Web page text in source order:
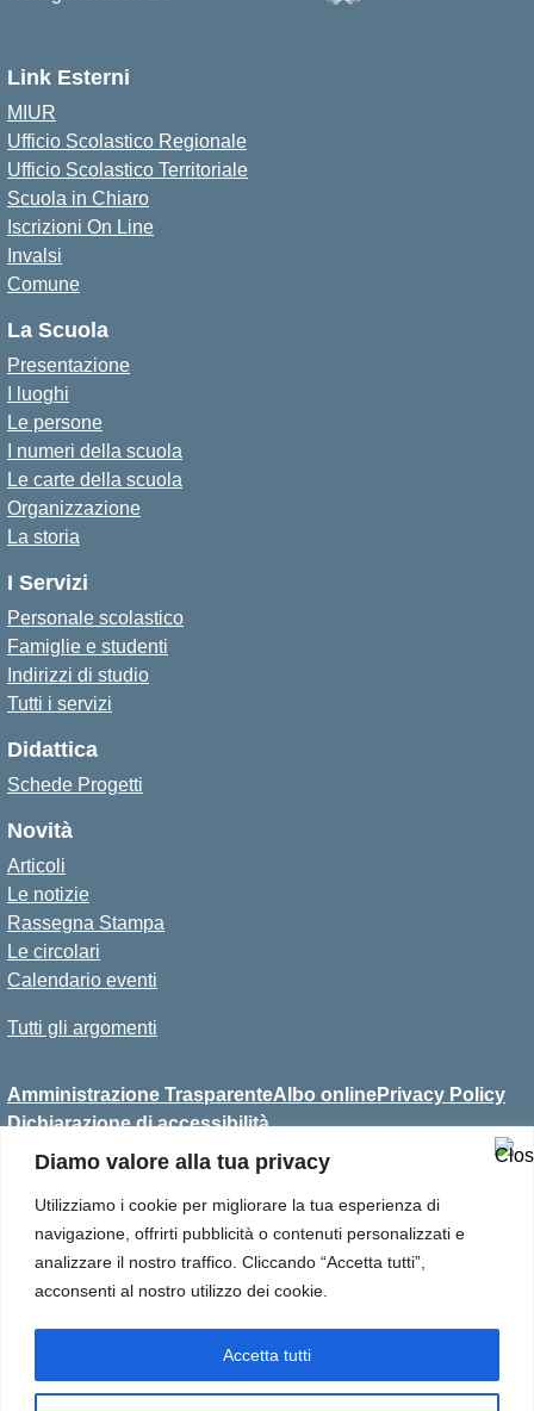
Diamo valore alla tua privacy
Utilizziamo i cookie per migliorare la tua esperienza di
navigazione, offrirti pubblicità o contenuti personalizzati e
analizzare il nostro traffico. Cliccando “Accetta tutti”,
acconsenti al nostro utilizzo dei cookie.
Accetta tutti
Link Esterni
MIUR
Ufficio Scolastico Regionale
Ufficio Scolastico Territoriale
Scuola in Chiaro
Iscrizioni On Line
Invalsi
Comune
La Scuola
Presentazione
I luoghi
Le persone
I numeri della scuola
Le carte della scuola
Organizzazione
La storia
I Servizi
Personale scolastico
Famiglie e studenti
Indirizzi di studio
Tutti i servizi
Didattica
Schede Progetti
Novità
Articoli
Le notizie
Rassegna Stampa
Le circolari
Calendario eventi
Tutti gli argomenti
Amministrazione TrasparenteAlbo onlinePrivacy Policy
Dichiarazione di accessibilità
Convitto Statale per Sordi
Antonio Magarotto
Via C. Callegari, 6
35133 Padova
Pec: pdvc030007@pec.istruzione.it